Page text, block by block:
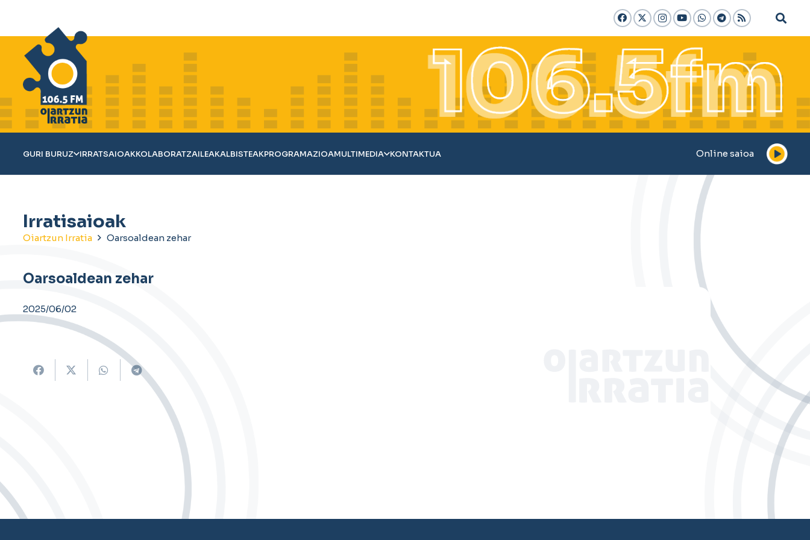
GURI BURUZ IRRATSAIOAKKOLABORATZAILEAKALBISTEAKPROGRAMAZIOAMULTIMEDIA KONTAKTUA Online saioa
Irratisaioak
Oiartzun Irratia Oarsoaldean zehar
Oarsoaldean zehar
2025/06/02